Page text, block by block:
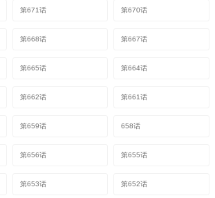
第671话 第670话
第668话 第667话
第665话 第664话
第662话 第661话
第659话 658话
第656话 第655话
第653话 第652话